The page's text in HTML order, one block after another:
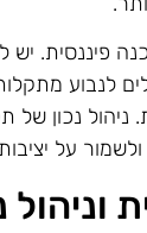
פיננסית. יש
לנבוע
נכון של
על יציבות
וניהול